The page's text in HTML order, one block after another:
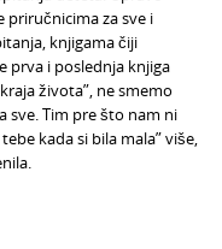
priručnicima za sve i
knjigama čiji
prva i poslednja knjiga
života”, ne smemo
sve. Tim pre što nam ni
kada si bila mala” više,